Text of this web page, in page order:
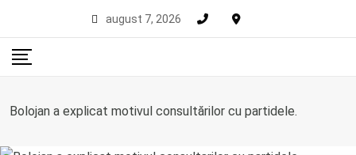
content
august 7, 2026
Bolojan a explicat motivul consultărilor cu partidele.